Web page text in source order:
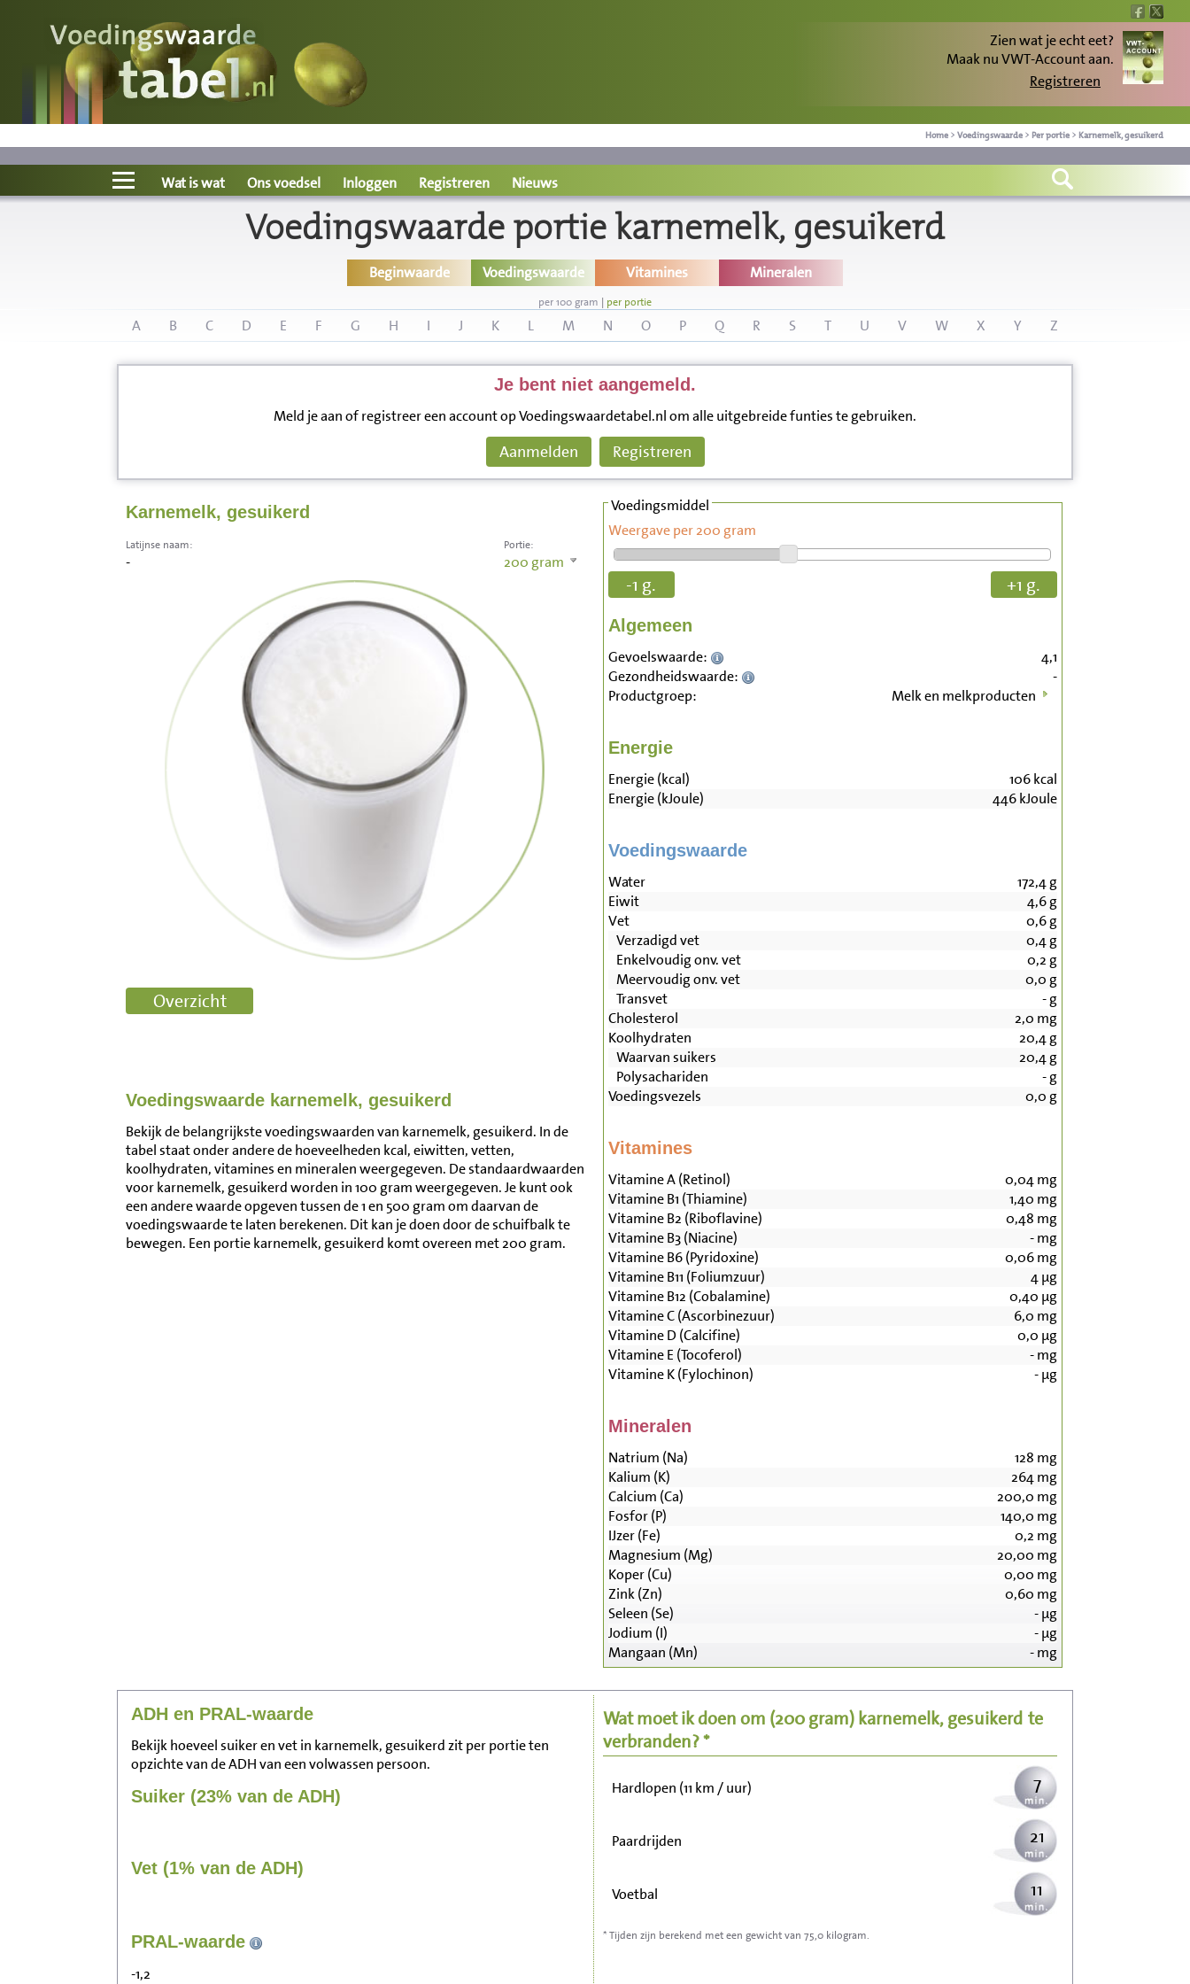
Zien wat je echt eet?
Maak nu VWT-Account aan.
Registreren
Home > Voedingswaarde > Per portie > Karnemelk, gesuikerd
Voedingswaarde
Wat is wat?
Ons voedsel
Wat is wat Ons voedsel Inloggen Registreren Nieuws
Voedingswaarde portie karnemelk, gesuikerd
Beginwaarde Voedingswaarde Vitamines Mineralen
per 100 gram | per portie
A B C D E F G H I J K L M N O P Q R S T U V W X Y Z
Je bent niet aangemeld.
Meld je aan of registreer een account op Voedingswaardetabel.nl om alle uitgebreide funties te gebruiken.
Aanmelden Registreren
Karnemelk, gesuikerd
Portie:
200 gram
Latijnse naam:
-
Voedingswaarde karnemelk, gesuikerd
Bekijk de belangrijkste voedingswaarden van karnemelk, gesuikerd. In de
tabel staat onder andere de hoeveelheden kcal, eiwitten, vetten,
koolhydraten, vitamines en mineralen weergegeven. De standaardwaarden
voor karnemelk, gesuikerd worden in 100 gram weergegeven. Je kunt ook
een andere waarde opgeven tussen de 1 en 500 gram om daarvan de
voedingswaarde te laten berekenen. Dit kan je doen door de schuifbalk te
bewegen. Een portie karnemelk, gesuikerd komt overeen met 200 gram.
Voedingsmiddel
Weergave per 200 gram
-1 g. +1 g.
Algemeen
Gevoelswaarde:
4,1
Gezondheidswaarde:
-
Productgroep:
Melk en melkproducten
Energie
Energie (kcal) 106kcal
Energie (kJoule)
446kJoule
Voedingswaarde
Water 172,4g
Eiwit
4,6g
Vet
0,6g
Verzadigd vet
0,4g
Enkelvoudig onv. vet
0,2 g
Meervoudig onv. vet
0,0 g
Transvet
-g
Cholesterol
2,0 mg
Koolhydraten
20,4g
Waarvan suikers
20,4g
Polysachariden
-g
Voedingsvezels
0,0 g
Vitamines
Vitamine A (Retinol) 0,04mg
Vitamine B1 (Thiamine)
1,40 mg
Vitamine B2 (Riboflavine)
0,48 mg
Vitamine B3 (Niacine)
-mg
Vitamine B6 (Pyridoxine)
0,06mg
Vitamine B11 (Foliumzuur)
4µg
Vitamine B12 (Cobalamine)
0,40 µg
Vitamine C (Ascorbinezuur)
6,0 mg
Vitamine D (Calcifine)
0,0 µg
Vitamine E (Tocoferol)
-mg
Vitamine K (Fylochinon)
-µg
Mineralen
Natrium (Na) 128 mg
Kalium (K)
264mg
Calcium (Ca)
200,0 mg
Fosfor (P)
140,0 mg
IJzer (Fe)
0,2 mg
Magnesium (Mg)
20,00 mg
Koper (Cu)
0,00 mg
Zink (Zn)
0,60 mg
Seleen (Se)
-µg
Jodium (I)
-µg
Mangaan (Mn)
-mg
ADH en PRAL-waarde
Bekijk hoeveel suiker en vet in karnemelk, gesuikerd zit per portie ten
opzichte van de ADH van een volwassen persoon.
Suiker (23% van de ADH)
Vet (1% van de ADH)
PRAL-waarde
-1,2
Wat moet ik doen om (200 gram)karnemelk, gesuikerd te
verbranden? *
Zitten, tv kijken 77
Wandelen (5 km/uur) 19
Hardlopen (11 km / uur) 7
Paardrijden 21
Voetbal 11
Stofzuigen
* Tijden zijn berekend met een gewicht van 75,0 kilogram.